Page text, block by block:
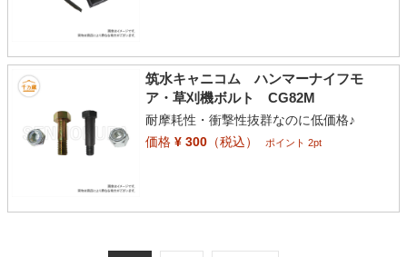
筑水キャニコム ハンマーナイフモ
ア・草刈機ボルト CG82M
耐摩耗性・衝撃性抜群なのに低価格♪
価格¥ 300（税込） ポイント 2pt